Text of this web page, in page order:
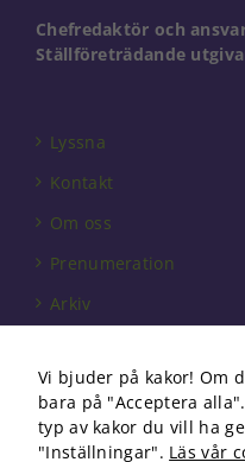
Chefredaktör och
Ställföreträdande
Lyssna
Kontakt
Om oss
Prenumeration
Arkiv
Förbundet
Om cookies
Vi bjuder på kakor! Om
bara på "Acceptera
typ av kakor du vill ha
"Inställningar". Läs vår